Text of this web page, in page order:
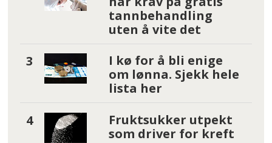
tannbehandling
uten å vite det
I kø for å bli enige
om lønna. Sjekk hele
lista her
Fruktsukker utpekt
som driver for kreft